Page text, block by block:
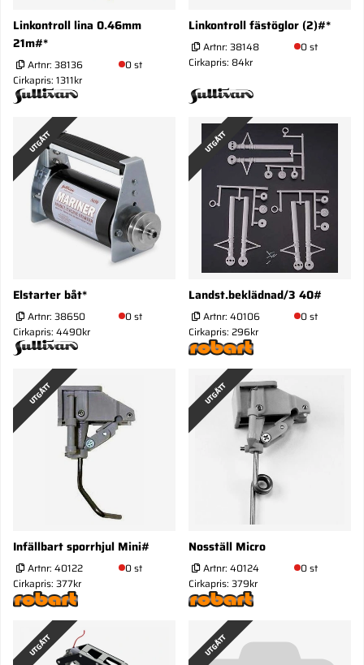
Linkontroll lina 0.46mm
21m#*
Artnr: 38136
0 st
Cirkapris: 1311kr
Linkontroll fästöglor (2)#*
Artnr: 38148
0 st
Cirkapris: 84kr
UTGÅTT
Elstarter båt*
Artnr: 38650
0 st
Cirkapris: 4490kr
UTGÅTT
Landst.beklädnad/3 40#
Artnr: 40106
0 st
Cirkapris: 296kr
UTGÅTT
Infällbart sporrhjul Mini#
Artnr: 40122
0 st
Cirkapris: 377kr
UTGÅTT
Nosställ Micro
Artnr: 40124
0 st
Cirkapris: 379kr
UTGÅTT UTGÅTT